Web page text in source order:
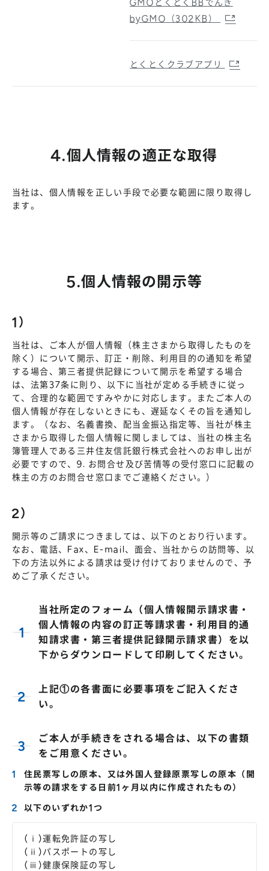
GMOとくとくBBでんき
byGMO（302KB）
とくとくクラブアプリ
4.個人情報の適正な取得
当社は、個人情報を正しい手段で必要な範囲に限り取得し
ます。
5.個人情報の開示等
1）
当社は、ご本人が個人情報（株主さまから取得したものを
除く）について開示、訂正・削除、利用目的の通知を希望
する場合、第三者提供記録について開示を希望する場合
は、法第37条に則り、以下に当社が定める手続きに従っ
て、合理的な範囲ですみやかに対応します。またご本人の
個人情報が存在しないときにも、遅延なくその旨を通知し
ます。（なお、名義書換、配当金振込指定等、当社が株主
さまから取得した個人情報に関しましては、当社の株主名
簿管理人である三井住友信託銀行株式会社へのお申し出が
必要ですので、9. お問合せ及び苦情等の受付窓口に記載の
株主の方のお問合せ窓口までご連絡ください。）
2）
開示等のご請求につきましては、以下のとおり行います。
なお、電話、Fax、E-mail、面会、当社からの訪問等、以
下の方法以外による請求は受け付けておりませんので、予
めご了承ください。
当社所定のフォーム（個人情報開示請求書・
個人情報の内容の訂正等請求書・利用目的通
知請求書・第三者提供記録開示請求書）を以
下からダウンロードして印刷してください。
上記①の各書面に必要事項をご記入くださ
い。
ご本人が手続きをされる場合は、以下の書類
をご用意ください。
住民票写しの原本、又は外国人登録原票写しの原本（開
示等の請求をする日前1ヶ月以内に作成されたもの）
以下のいずれか1つ
(ⅰ)運転免許証の写し
(ⅱ)パスポートの写し
(ⅲ)健康保険証の写し